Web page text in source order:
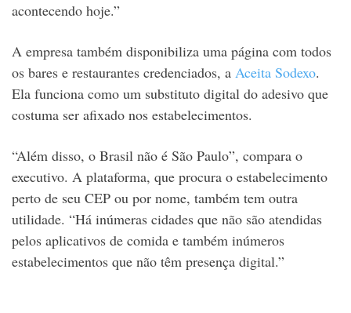
acontecendo hoje.”
A empresa também disponibiliza uma página com todos
os bares e restaurantes credenciados, a Aceita Sodexo.
Ela funciona como um substituto digital do adesivo que
costuma ser afixado nos estabelecimentos.
“Além disso, o Brasil não é São Paulo”, compara o
executivo. A plataforma, que procura o estabelecimento
perto de seu CEP ou por nome, também tem outra
utilidade. “Há inúmeras cidades que não são atendidas
pelos aplicativos de comida e também inúmeros
estabelecimentos que não têm presença digital.”